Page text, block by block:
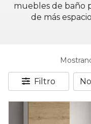
muebles de baño
de más
Filtro